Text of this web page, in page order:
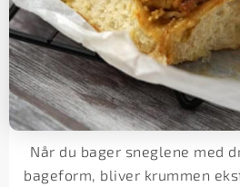
Når du bager sneglene med
bageform, bliver krummen